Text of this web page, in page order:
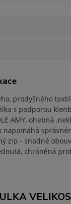
prodyšného
s podporou
AMY, ohebná
napomáhá
zip - snadné
chráněná